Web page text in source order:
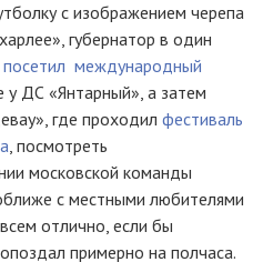
с изображением черепа
губернатор в один
посетил международный
у ДС «Янтарный», а затем
где проходил фестиваль
, посмотреть
московской команды
с местными любителями
отлично, если бы
примерно на полчаса.